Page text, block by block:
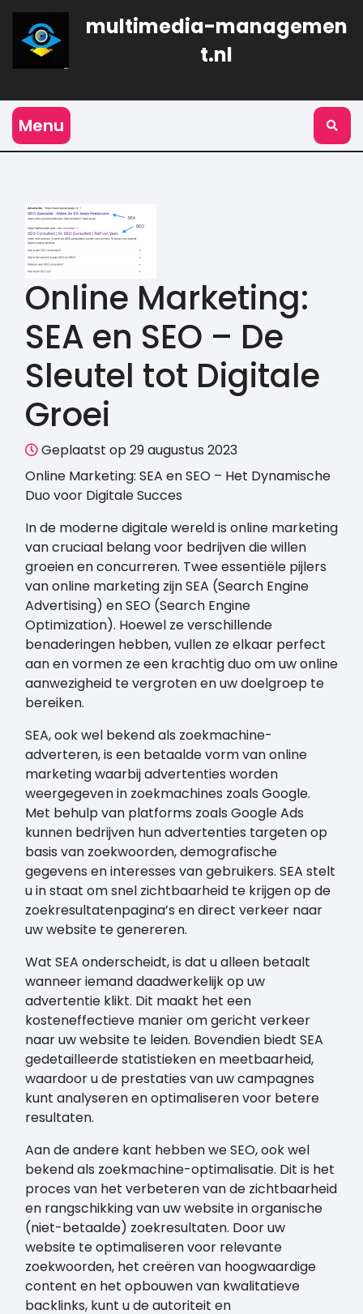
Naar
inhoud
gaan
multimedia-managemen
t.nl
Menu
Online Marketing:
SEA en SEO – De
Sleutel tot Digitale
Groei
Geplaatst op 29 augustus 2023
Online Marketing: SEA en SEO – Het Dynamische
Duo voor Digitale Succes
In de moderne digitale wereld is online marketing
van cruciaal belang voor bedrijven die willen
groeien en concurreren. Twee essentiële pijlers
van online marketing zijn SEA (Search Engine
Advertising) en SEO (Search Engine
Optimization). Hoewel ze verschillende
benaderingen hebben, vullen ze elkaar perfect
aan en vormen ze een krachtig duo om uw online
aanwezigheid te vergroten en uw doelgroep te
bereiken.
SEA, ook wel bekend als zoekmachine-
adverteren, is een betaalde vorm van online
marketing waarbij advertenties worden
weergegeven in zoekmachines zoals Google.
Met behulp van platforms zoals Google Ads
kunnen bedrijven hun advertenties targeten op
basis van zoekwoorden, demografische
gegevens en interesses van gebruikers. SEA stelt
u in staat om snel zichtbaarheid te krijgen op de
zoekresultatenpagina’s en direct verkeer naar
uw website te genereren.
Wat SEA onderscheidt, is dat u alleen betaalt
wanneer iemand daadwerkelijk op uw
advertentie klikt. Dit maakt het een
kosteneffectieve manier om gericht verkeer
naar uw website te leiden. Bovendien biedt SEA
gedetailleerde statistieken en meetbaarheid,
waardoor u de prestaties van uw campagnes
kunt analyseren en optimaliseren voor betere
resultaten.
Aan de andere kant hebben we SEO, ook wel
bekend als zoekmachine-optimalisatie. Dit is het
proces van het verbeteren van de zichtbaarheid
en rangschikking van uw website in organische
(niet-betaalde) zoekresultaten. Door uw
website te optimaliseren voor relevante
zoekwoorden, het creëren van hoogwaardige
content en het opbouwen van kwalitatieve
backlinks, kunt u de autoriteit en